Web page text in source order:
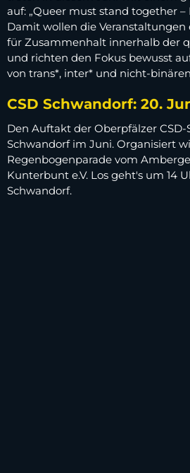
auf: „Queer must stand together –
Damit wollen die Veranstaltungen
für Zusammenhalt innerhalb der
und richten den Fokus bewusst
von trans*, inter* und nicht-
CSD Schwandorf: 20.
Den Auftakt der Oberpfälzer
Schwandorf im Juni. Organisiert
Regenbogenparade vom
Kunterbunt e.V. Los geht's um 14
Schwandorf.